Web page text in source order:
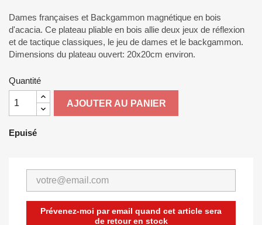
Dames françaises et Backgammon magnétique en bois
d'acacia. Ce plateau pliable en bois allie deux jeux de réflexion
et de tactique classiques, le jeu de dames et le backgammon.
Dimensions du plateau ouvert: 20x20cm environ.
Quantité
AJOUTER AU PANIER
Epuisé
Prévenez-moi par email quand cet article sera
de retour en stock